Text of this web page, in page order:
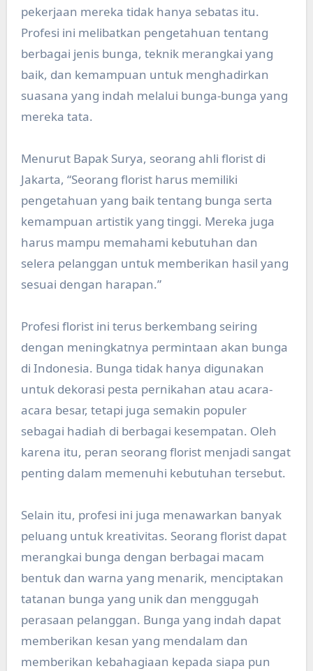
pekerjaan mereka tidak hanya sebatas itu.
Profesi ini melibatkan pengetahuan tentang
berbagai jenis bunga, teknik merangkai yang
baik, dan kemampuan untuk menghadirkan
suasana yang indah melalui bunga-bunga yang
mereka tata.
Menurut Bapak Surya, seorang ahli florist di
Jakarta, “Seorang florist harus memiliki
pengetahuan yang baik tentang bunga serta
kemampuan artistik yang tinggi. Mereka juga
harus mampu memahami kebutuhan dan
selera pelanggan untuk memberikan hasil yang
sesuai dengan harapan.”
Profesi florist ini terus berkembang seiring
dengan meningkatnya permintaan akan bunga
di Indonesia. Bunga tidak hanya digunakan
untuk dekorasi pesta pernikahan atau acara-
acara besar, tetapi juga semakin populer
sebagai hadiah di berbagai kesempatan. Oleh
karena itu, peran seorang florist menjadi sangat
penting dalam memenuhi kebutuhan tersebut.
Selain itu, profesi ini juga menawarkan banyak
peluang untuk kreativitas. Seorang florist dapat
merangkai bunga dengan berbagai macam
bentuk dan warna yang menarik, menciptakan
tatanan bunga yang unik dan menggugah
perasaan pelanggan. Bunga yang indah dapat
memberikan kesan yang mendalam dan
memberikan kebahagiaan kepada siapa pun